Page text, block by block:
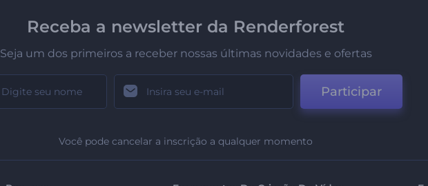
Receba a newsletter da Renderforest
Seja um dos primeiros a receber nossas últimas novidades e ofertas
Participar
Você pode cancelar a inscrição a qualquer momento